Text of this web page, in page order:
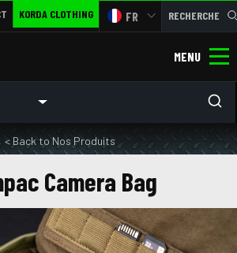
KORDA CLOTHING FR RECHERCHE
MENU
< Back to Nos Produits
Camera Bag